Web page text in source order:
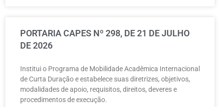
PORTARIA CAPES Nº 298, DE 21 DE JULHO
DE 2026
Institui o Programa de Mobilidade Acadêmica Internacional
de Curta Duração e estabelece suas diretrizes, objetivos,
modalidades de apoio, requisitos, direitos, deveres e
procedimentos de execução.